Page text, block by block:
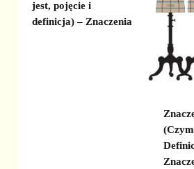
jest, pojęcie i
definicja) – Znaczenia